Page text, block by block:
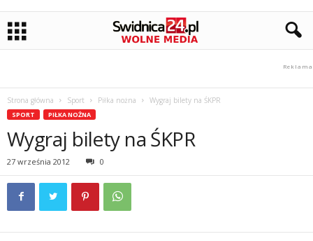
Strona główna Sport Piłka nożna Wygraj bilety na ŚKPR
SPORT PIŁKA NOŻNA
Wygraj bilety na ŚKPR
27 września 2012 0